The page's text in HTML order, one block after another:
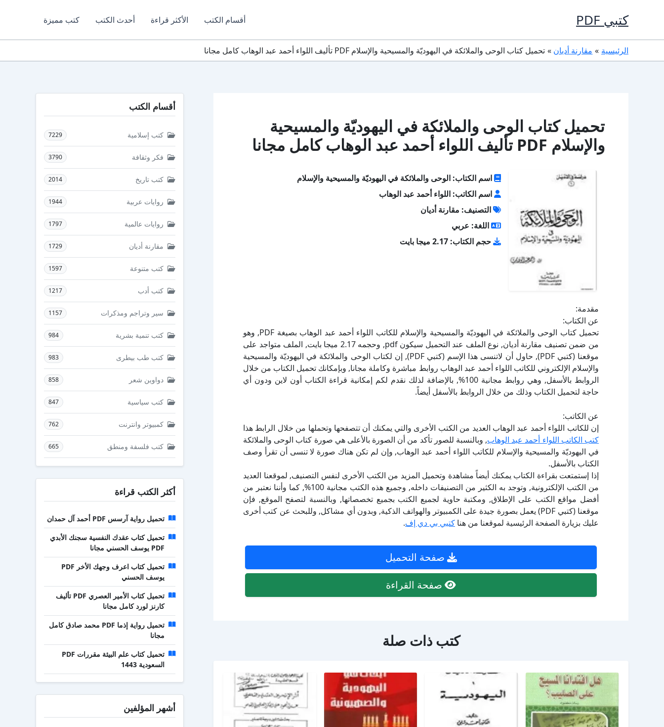
كتبي PDF أقسام الكتب الأكثر قراءة أحدث الكتب كتب مميزة
الرئيسية مقارنة أديان تحميل كتاب الوحى والملائكة في اليهوديّة والمسيحية والإسلام PDF تأليف اللواء أحمد عبد الوهاب كامل مجانا
تحميل كتاب الوحى والملائكة في اليهوديّة والمسيحية
والإسلام PDF تأليف اللواء أحمد عبد الوهاب كامل مجانا
اسم الكتاب: الوحى والملائكة في اليهوديّة والمسيحية والإسلام
اسم الكاتب: اللواء أحمد عبد الوهاب
التصنيف: مقارنة أديان
اللغة: عربي
حجم الكتاب: 2.17 ميجا بايت
مقدمة:
عن الكتاب:
تحميل كتاب الوحى والملائكة في اليهوديّة والمسيحية والإسلام للكاتب اللواء أحمد عبد الوهاب بصيغة PDF, وهو
من ضمن تصنيف مقارنة أديان, نوع الملف عند التحميل سيكون pdf, وحجمه 2.17 ميجا بايت, الملف متواجد على
موقعنا (كتبي PDF), حاول أن لاتنسى هذا الإسم (كتبي PDF), إن لكتاب الوحى والملائكة في اليهوديّة والمسيحية
والإسلام الإلكتروني للكاتب اللواء أحمد عبد الوهاب روابط مباشرة وكاملة مجانا, وبإمكانك تحميل الكتاب من خلال
الروابط بالأسفل, وهي روابط مجانية 100%, بالإضافة لذلك نقدم لكم إمكانية قراءة الكتاب أون لاين ودون أي
حاجة لتحميل الكتاب وذلك من خلال الروابط بالأسفل أيضاً.
عن الكاتب:
إن للكاتب اللواء أحمد عبد الوهاب العديد من الكتب الأخرى والتي يمكنك أن تتصفحها وتحملها من خلال الرابط هذا
كتب الكاتب اللواء أحمد عبد الوهاب, وبالنسبة للصور تأكد من أن الصورة بالأعلى هي صورة كتاب الوحى والملائكة
في اليهوديّة والمسيحية والإسلام للكاتب اللواء أحمد عبد الوهاب, وإن لم تكن هناك صورة لا تنسى أن تقرأ وصف
الكتاب بالأسفل.
إذا إستمتعت بقراءة الكتاب يمكنك أيضاً مشاهدة وتحميل المزيد من الكتب الأخرى لنفس التصنيف, لموقعنا العديد
من الكتب الإلكترونية, وتوجد به الكثير من التصنيفات داخله, وجميع هذه الكتب مجانية 100%, كما وأننا نعتبر من
أفضل مواقع الكتب على الإطلاق, ومكتبة حاوية لجميع الكتب بجميع تخصصاتها, وبالنسبة لتصفح الموقع, فإن
موقعنا (كتبي PDF) يعمل بصورة جيدة على الكمبيوتر والهواتف الذكية, وبدون أي مشاكل, وللبحث عن كتب أخرى
عليك بزيارة الصفحة الرئيسية لموقعنا من هنا كتبي بي دي إف.
صفحة التحميل
صفحة القراءة
كتب ذات صلة
أقسام الكتب
كتب إسلامية 7229
فكر وثقافة 3790
كتب تاريخ 2014
روايات عربية 1944
روايات عالمية 1797
مقارنة أديان 1729
كتب متنوعة 1597
كتب أدب 1217
سير وتراجم ومذكرات 1157
كتب تنمية بشرية 984
كتب طب بيطرى 983
دواوين شعر 858
كتب سياسية 847
كمبيوتر وانترنت 762
كتب فلسفة ومنطق 665
أكثر الكتب قراءة
تحميل رواية آرسس PDF أحمد آل حمدان
تحميل كتاب عقدك النفسية سجنك الأبدي
PDF يوسف الحسني مجانا
تحميل كتاب اعرف وجهك الأخر PDF
يوسف الحسني
تحميل كتاب الأمير العصري PDF تأليف
كارنز لورد كامل مجانا
تحميل رواية إذما PDF محمد صادق كامل
مجانا
تحميل كتاب علم البيئة مقررات PDF
السعودية 1443
أشهر المؤلفين